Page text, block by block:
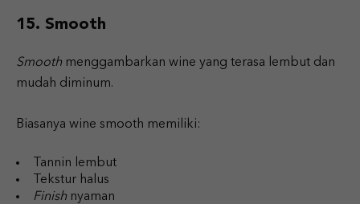
15. Smooth
Smooth menggambarkan wine yang terasa lembut dan
mudah diminum.
Biasanya wine smooth memiliki:
Tannin lembut
Tekstur halus
Finish nyaman